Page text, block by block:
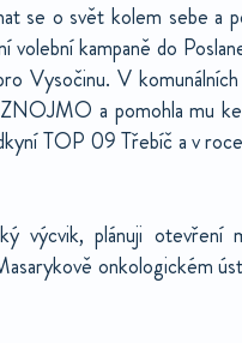
se o svět kolem sebe a
volební kampaně do
Vysočinu. V
a pomohla mu
TOP 09 Třebíč a v
výcvik, plánuji otevření
onkologickém